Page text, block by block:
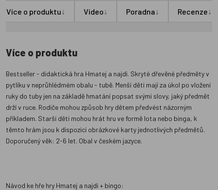
Více o produktu↓ Video↓ Poradna↓ Recenze↓
Více o produktu
Bestseller - didaktická hra Hmatej a najdi. Skryté dřevěné předměty v
pytlíku v neprůhlédmém obalu - tubě. Menší děti mají za úkol po vložení
ruky do tuby jen na základě hmatání popsat svými slovy, jaký předmět
drží v ruce. Rodiče mohou způsob hry dětem předvést názorným
příkladem. Starší děti mohou hrát hru ve formě lota nebo binga, k
těmto hrám jsou k dispozici obrázkové karty jednotlivých předmětů.
Doporučený věk: 2-6 let. Obal v českém jazyce.
Návod ke hře hry Hmatej a najdi + bingo: